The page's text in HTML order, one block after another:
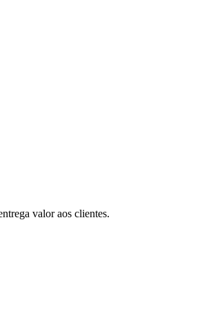
valor aos clientes.